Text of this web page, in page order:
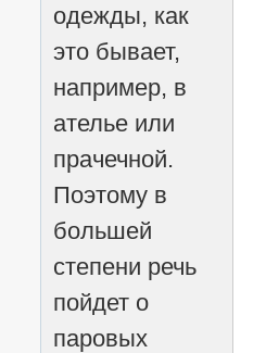
одежды, как
это бывает,
например, в
ателье или
прачечной.
Поэтому в
большей
степени речь
пойдет о
паровых